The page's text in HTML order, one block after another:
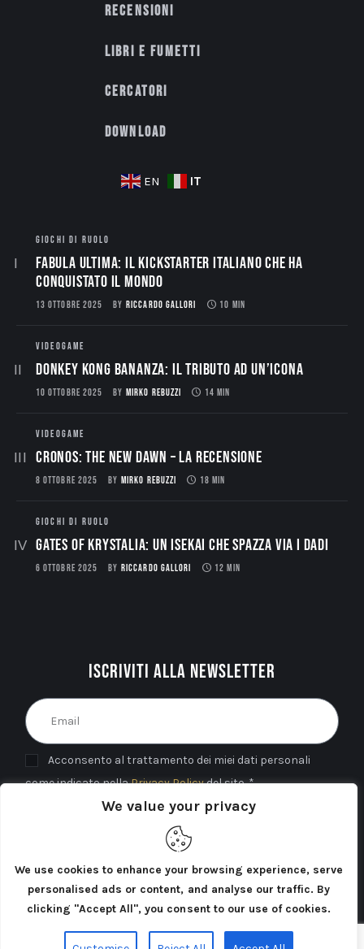
We value your privacy
We use cookies to enhance your browsing experience, serve
personalised ads or content, and analyse our traffic. By
clicking "Accept All", you consent to our use of cookies.
Recensioni
Libri e fumetti
Cercatori
Download
EN IT
GIOCHI DI RUOLO
Fabula Ultima: il Kickstarter italiano che ha
conquistato il mondo
13 OTTOBRE 2025 BY RICCARDO GALLORI 10 MIN
VIDEOGAME
Donkey Kong Bananza: Il Tributo ad un’Icona
10 OTTOBRE 2025 BY MIRKO REBUZZI 14 MIN
VIDEOGAME
CRONOS: THE NEW DAWN – La Recensione
8 OTTOBRE 2025 BY MIRKO REBUZZI 18 MIN
GIOCHI DI RUOLO
Gates of Krystalia: Un Isekai che spazza via i dadi
6 OTTOBRE 2025 BY RICCARDO GALLORI 12 MIN
Iscriviti alla newsletter
Acconsento al trattamento dei miei dati personali
come indicato nellaPrivacy Policydel sito. *
INVIA
Cercatori di Atlantide 2025©. Tutti i diritti riservati.